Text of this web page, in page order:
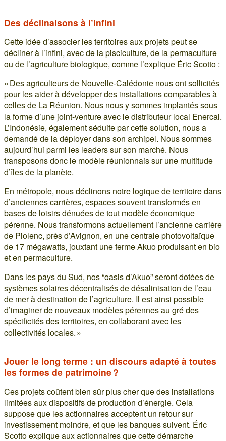
Des déclinaisons à l’infini
Cette idée d’associer les territoires aux projets peut se
décliner à l’infini, avec de la pisciculture, de la permaculture
ou de l’agriculture biologique, comme l’explique Éric Scotto :
« Des agriculteurs de Nouvelle-Calédonie nous ont sollicités
pour les aider à développer des installations comparables à
celles de La Réunion. Nous nous y sommes implantés sous
la forme d’une joint-venture avec le distributeur local Enercal.
L’Indonésie, également séduite par cette solution, nous a
demandé de la déployer dans son archipel. Nous sommes
aujourd’hui parmi les leaders sur son marché. Nous
transposons donc le modèle réunionnais sur une multitude
d’îles de la planète.
En métropole, nous déclinons notre logique de territoire dans
d’anciennes carrières, espaces souvent transformés en
bases de loisirs dénuées de tout modèle économique
pérenne. Nous transformons actuellement l’ancienne carrière
de Piolenc, près d’Avignon, en une centrale photovoltaïque
de 17 mégawatts, jouxtant une ferme Akuo produisant en bio
et en permaculture.
Dans les pays du Sud, nos “oasis d’Akuo” seront dotées de
systèmes solaires décentralisés de désalinisation de l’eau
de mer à destination de l’agriculture. Il est ainsi possible
d’imaginer de nouveaux modèles pérennes au gré des
spécificités des territoires, en collaborant avec les
collectivités locales. »
Jouer le long terme : un discours adapté à toutes
les formes de patrimoine ?
Ces projets coûtent bien sûr plus cher que des installations
limitées aux dispositifs de production d’énergie. Cela
suppose que les actionnaires acceptent un retour sur
investissement moindre, et que les banques suivent. Éric
Scotto explique aux actionnaires que cette démarche